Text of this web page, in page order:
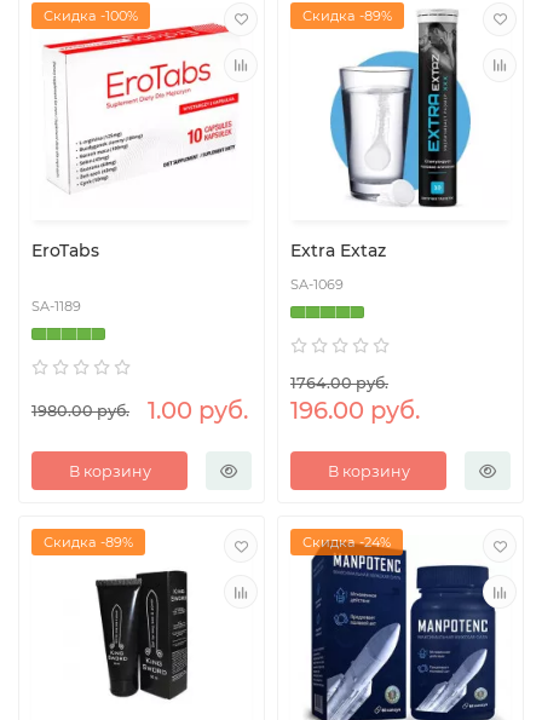
Скидка -100%
EroTabs
SA-1189
1980.00 руб. 1.00 руб.
В корзину
Скидка -89%
Extra Extaz
SA-1069
1764.00 руб.
196.00 руб.
В корзину
Скидка -89% Скидка -24%